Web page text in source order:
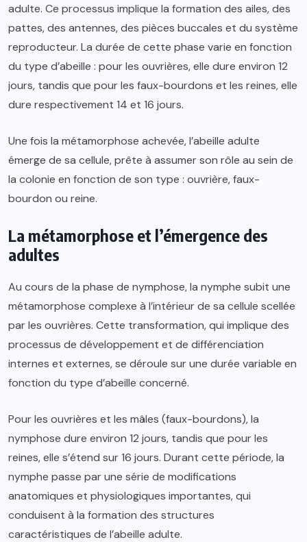
adulte. Ce processus implique la formation des ailes, des
pattes, des antennes, des pièces buccales et du système
reproducteur. La durée de cette phase varie en fonction
du type d’abeille : pour les ouvrières, elle dure environ 12
jours, tandis que pour les faux-bourdons et les reines, elle
dure respectivement 14 et 16 jours.
Une fois la métamorphose achevée, l’abeille adulte
émerge de sa cellule, prête à assumer son rôle au sein de
la colonie en fonction de son type : ouvrière, faux-
bourdon ou reine.
La métamorphose et l’émergence des
adultes
Au cours de la phase de nymphose, la nymphe subit une
métamorphose complexe à l’intérieur de sa cellule scellée
par les ouvrières. Cette transformation, qui implique des
processus de développement et de différenciation
internes et externes, se déroule sur une durée variable en
fonction du type d’abeille concerné.
Pour les ouvrières et les mâles (faux-bourdons), la
nymphose dure environ 12 jours, tandis que pour les
reines, elle s’étend sur 16 jours. Durant cette période, la
nymphe passe par une série de modifications
anatomiques et physiologiques importantes, qui
conduisent à la formation des structures
caractéristiques de l’abeille adulte.